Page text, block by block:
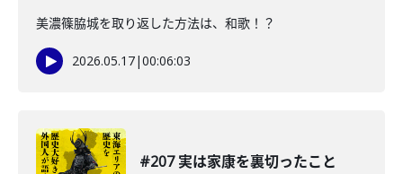
美濃篠脇城を取り返した方法は、和歌！？
2026.05.17|00:06:03
#207 実は家康を裏切ったこと